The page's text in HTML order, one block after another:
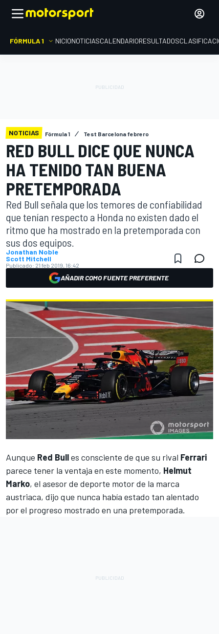
FÓRMULA 1 INICIONOTICIASCALENDARIORESULTADOS
NOTICIAS Fórmula 1 Test Barcelona febrero
RED BULL DICE QUE NUNCA
HA TENIDO TAN BUENA
PRETEMPORADA
Red Bull señala que los temores de confiabilidad
que tenían respecto a Honda no existen dado el
ritmo que ha mostrado en la pretemporada con
sus dos equipos.
Jonathan Noble
Scott Mitchell
Publicado: 21 feb 2019, 16:42
AÑADIR COMO FUENTE PREFERENTE
Aunque Red Bulles consciente de que su rival Ferrari
parece tener la ventaja en este momento, Helmut
Marko, el asesor de deporte motor de la marca
austriaca, dijo que nunca había estado tan alentado
por el progreso mostrado en una pretemporada.